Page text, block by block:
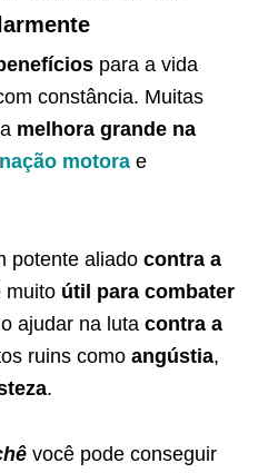
para a vida
constância. Muitas
melhora grande na
motora e
potente aliado contra a
muito útil para combater
ajudar na luta contra a
ruins como angústia,
.
você pode conseguir